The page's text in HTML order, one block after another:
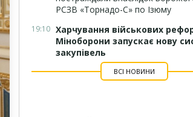
РСЗВ «Торнадо-С» по Ізюму
19:10 Харчування військових
Міноборони запускає нову
закупівель
ВСІ НОВИНИ